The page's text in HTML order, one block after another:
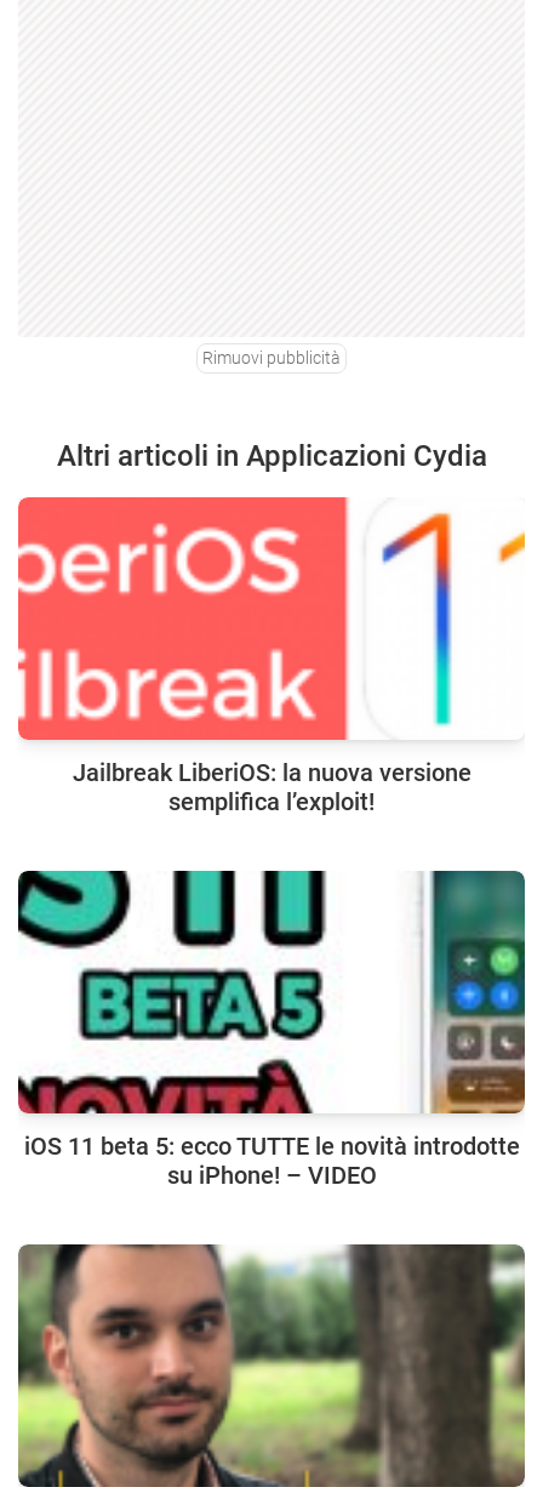
Rimuovi pubblicità
Altri articoli in Applicazioni Cydia
Jailbreak LiberiOS: la nuova versione
semplifica l’exploit!
iOS 11 beta 5: ecco TUTTE le novità introdotte
su iPhone! – VIDEO